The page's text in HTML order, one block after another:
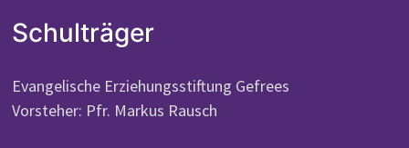
Schulträger
Evangelische Erziehungsstiftung Gefrees
Vorsteher: Pfr. Markus Rausch